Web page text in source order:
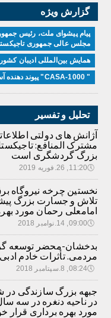
گزارش ویژه
پیام پیشوای ملت، رئیس
مجلس عالی جمهوری
همایش بین‌المللی ادیبان
" CASA-1000" پیوند دهنده آسیای مرکزی و آسیای جنوبی
تحلیل و تفسیر
آژانش های دولتی
مشترک المنافع:
بزرگ گردشگری است
🕔11:20, 26.فوریه 2019
نخستین چرخه نیروگاه
تلاش و جسارت بزرگ
امامعلی رحمان مورد
🕔09:00, 14.نوامبر 2018
بدخشان-محضر توسعه
مردمی. تأثرات خادم
🕔08:24, 8.سپتامبر 2018
جبهه بزرگ سازندگی در
مورد بهره برداری قرار